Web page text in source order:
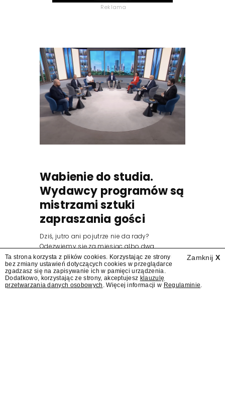
Reklama
Wabienie do studia.
Wydawcy programów są
mistrzami sztuki
zapraszania gości
Dziś, jutro ani pojutrze nie da rady?
Odezwiemy się za miesiąc albo dwa.
Wydawcy programów są mistrzami sztuki
zapraszania gości.
Zamknij X
Ta strona korzysta z plików cookies. Korzystając ze strony
bez zmiany ustawień dotyczących cookies w przeglądarce
zgadzasz się na zapisywanie ich w pamięci urządzenia.
Dodatkowo, korzystając ze strony, akceptujesz klauzulę
przetwarzania danych osobowych . Więcej informacji w Regulaminie.